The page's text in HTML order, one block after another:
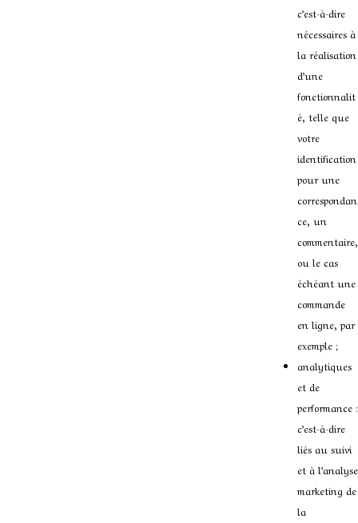
c’est-à-dire
nécessaires à
la réalisation
d’une
fonctionnalit
é, telle que
votre
identification
pour une
correspondan
ce, un
commentaire,
ou le cas
échéant une
commande
en ligne, par
exemple ;
analytiques
et de
performance :
c’est-à-dire
liés au suivi
et à l’analyse
marketing de
la